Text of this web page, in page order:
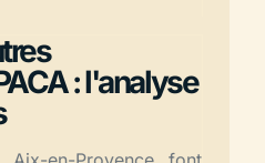
: l'analyse